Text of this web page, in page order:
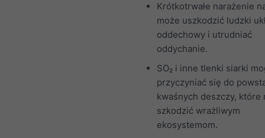
Krótkotrwałe narażenie
może uszkodzić ludzki
oddechowy i utrudniać
oddychanie.
SO₂ i inne tlenki siarki
przyczyniać się do
kwaśnych deszczy, które
szkodzić wrażliwym
ekosystemom.